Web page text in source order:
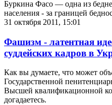
Буркина Фасо — одна из
населения - за границей
31 октября 2011, 15:01
Фашизм - латентная
суддейских кадров в
Как вы думаете, что может
Государственной
Высшей квалификационной
догадаетесь.